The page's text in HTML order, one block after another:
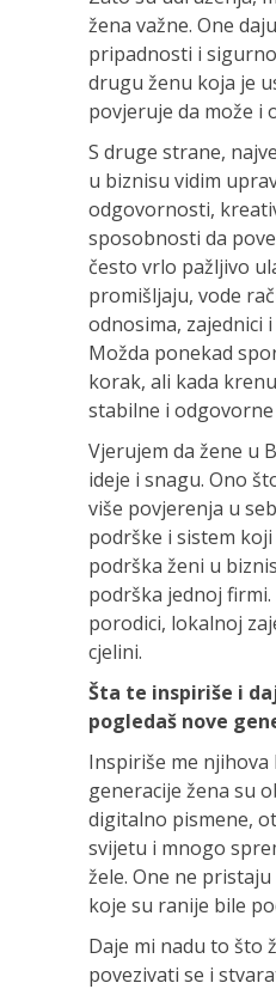
žena važne. One
pripadnosti i
drugu ženu koja je
povjeruje da može i
S druge strane,
u biznisu vidim
odgovornosti,
sposobnosti da
često vrlo pažljivo
promišljaju, vode
odnosima, zajednici
Možda ponekad
korak, ali kada
stabilne i
Vjerujem da žene u
ideje i snagu. Ono
više povjerenja u
podrške i sistem
podrška ženi u
podrška jednoj
porodici, lokalnoj
cjelini.
Šta te inspiriše i
pogledaš nove
Inspiriše me
generacije žena su
digitalno pismene,
svijetu i mnogo
žele. One ne
koje su ranije bile
Daje mi nadu to što
povezivati se i